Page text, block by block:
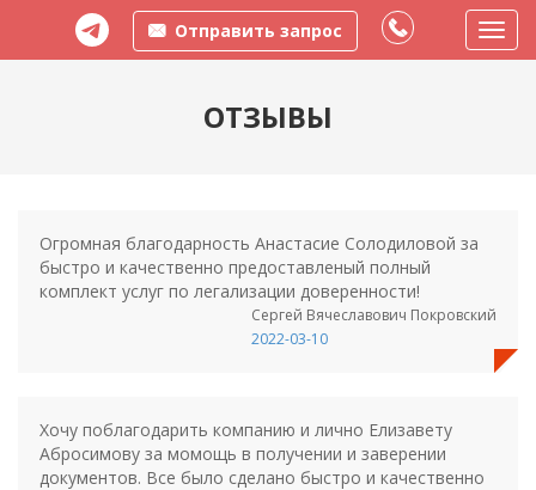
Отправить запрос
меню
ОТЗЫВЫ
Огромная благодарность Анастасие Солодиловой за
быстро и качественно предоставленый полный
комплект услуг по легализации доверенности!
Сергей Вячеславович Покровский
2022-03-10
Хочу поблагодарить компанию и лично Елизавету
Абросимову за момощь в получении и заверении
документов. Все было сделано быстро и качественно